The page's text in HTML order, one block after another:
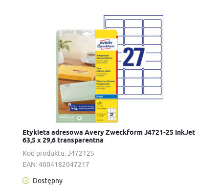
Kod produktu:J472125
Etykieta adresowa Avery Zweckform J4721-25 InkJet
63,5 x 29,6 transparentna
EAN:4004182047217
Dostępny